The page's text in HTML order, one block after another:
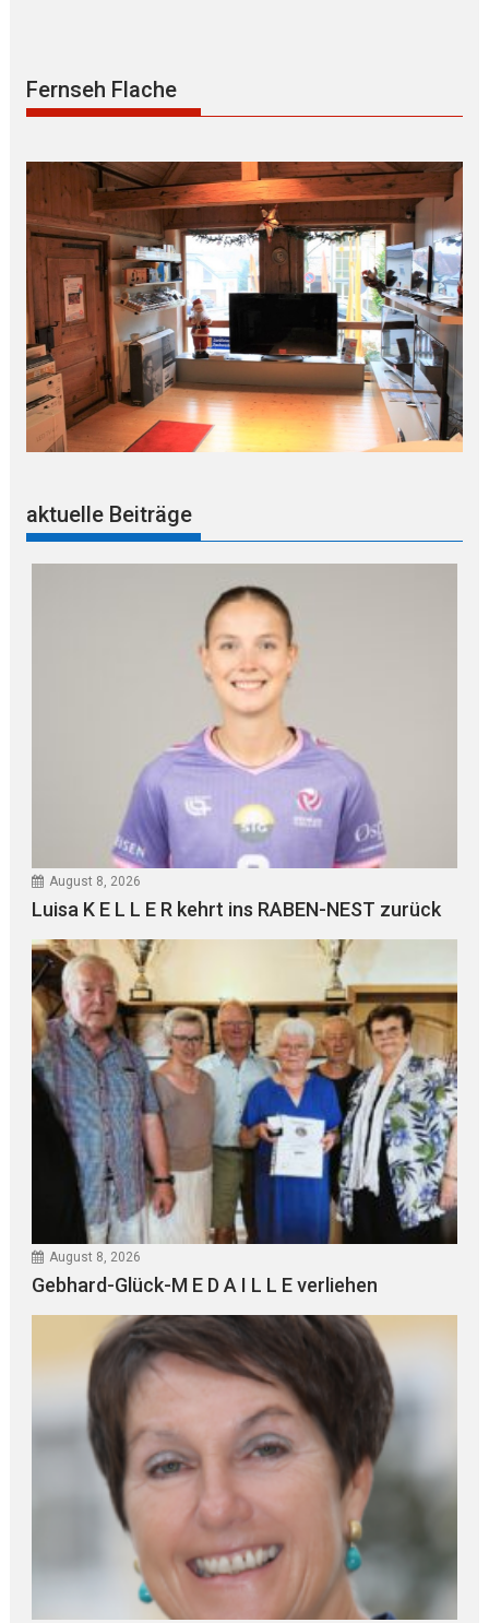
Fernseh Flache
aktuelle Beiträge
August 8, 2026
Luisa K E L L E R kehrt ins RABEN-NEST zurück
August 8, 2026
Gebhard-Glück-M E D A I L L E verliehen